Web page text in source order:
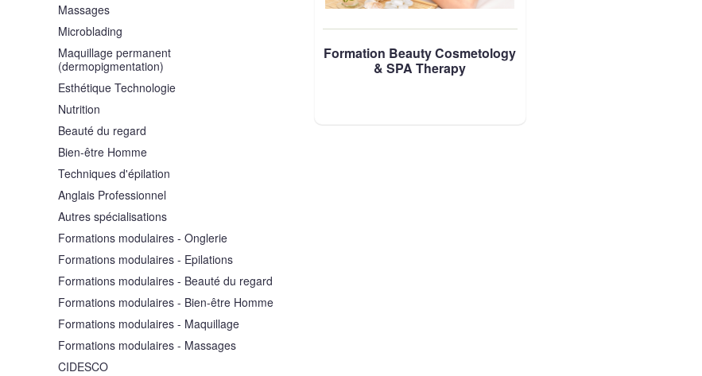
Formation Beauty Cosmetology
& SPA Therapy
Massages
Microblading
Maquillage permanent
(dermopigmentation)
Esthétique Technologie
Nutrition
Beauté du regard
Bien-être Homme
Techniques d'épilation
Anglais Professionnel
Autres spécialisations
Formations modulaires - Onglerie
Formations modulaires - Epilations
Formations modulaires - Beauté du regard
Formations modulaires - Bien-être Homme
Formations modulaires - Maquillage
Formations modulaires - Massages
CIDESCO